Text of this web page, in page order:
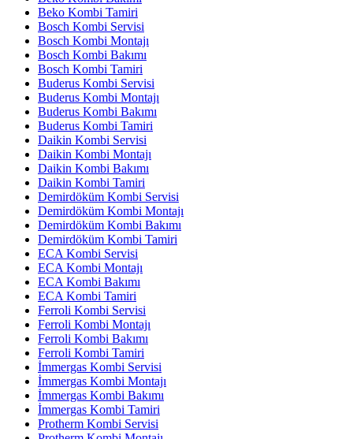
Beko Kombi Tamiri
Bosch Kombi Servisi
Bosch Kombi Montajı
Bosch Kombi Bakımı
Bosch Kombi Tamiri
Buderus Kombi Servisi
Buderus Kombi Montajı
Buderus Kombi Bakımı
Buderus Kombi Tamiri
Daikin Kombi Servisi
Daikin Kombi Montajı
Daikin Kombi Bakımı
Daikin Kombi Tamiri
Demirdöküm Kombi Servisi
Demirdöküm Kombi Montajı
Demirdöküm Kombi Bakımı
Demirdöküm Kombi Tamiri
ECA Kombi Servisi
ECA Kombi Montajı
ECA Kombi Bakımı
ECA Kombi Tamiri
Ferroli Kombi Servisi
Ferroli Kombi Montajı
Ferroli Kombi Bakımı
Ferroli Kombi Tamiri
İmmergas Kombi Servisi
İmmergas Kombi Montajı
İmmergas Kombi Bakımı
İmmergas Kombi Tamiri
Protherm Kombi Servisi